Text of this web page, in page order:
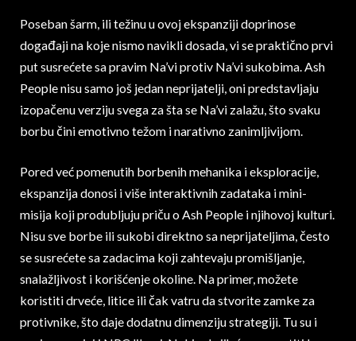
Poseban šarm, ili težinu u ovoj ekspanziji doprinose
događaji na koje nismo navikli dosada, vi se praktično prvi
put susrećete sa pravim Na’vi protiv Na’vi sukobima. Ash
People nisu samo još jedan neprijatelji, oni predstavljaju
izopačenu verziju svega za šta se Na’vi zalažu, što svaku
borbu čini emotivno težom i narativno zanimljivijom.
Pored već pomenutih borbenih mehanika i eksploracije,
ekspanzija donosi i više interaktivnih zadataka i mini-
misija koji produbljuju priču o Ash People i njihovoj kulturi.
Nisu sve borbe ili sukobi direktno sa neprijateljima, često
se susrećete sa zadacima koji zahtevaju promišljanje,
snalažljivost i korišćenje okoline. Na primer, možete
koristiti drveće, litice ili čak vatru da stvorite zamke za
protivnike, što daje dodatnu dimenziju strategiji. Tu su i